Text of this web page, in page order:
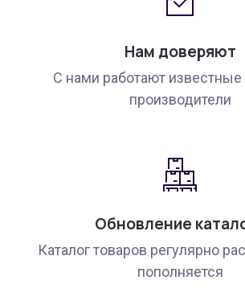
Нам доверяют
С нами работают
производители
Обновление
Каталог товаров регулярно
пополняется